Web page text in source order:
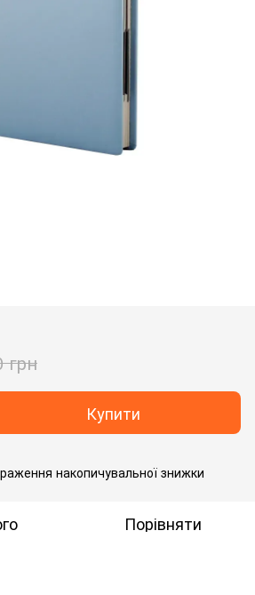
грн
Купити
накопичувальної знижки
Порівняти